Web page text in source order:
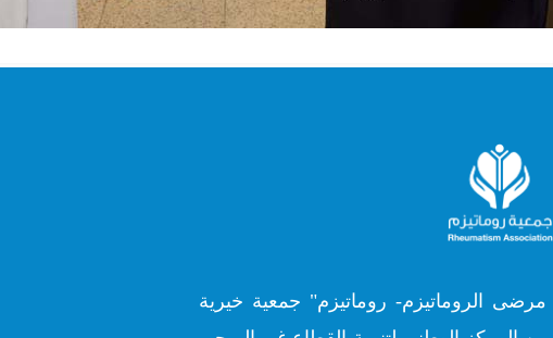
مرضى الروماتيزم- روماتيزم" جمعية خيرية